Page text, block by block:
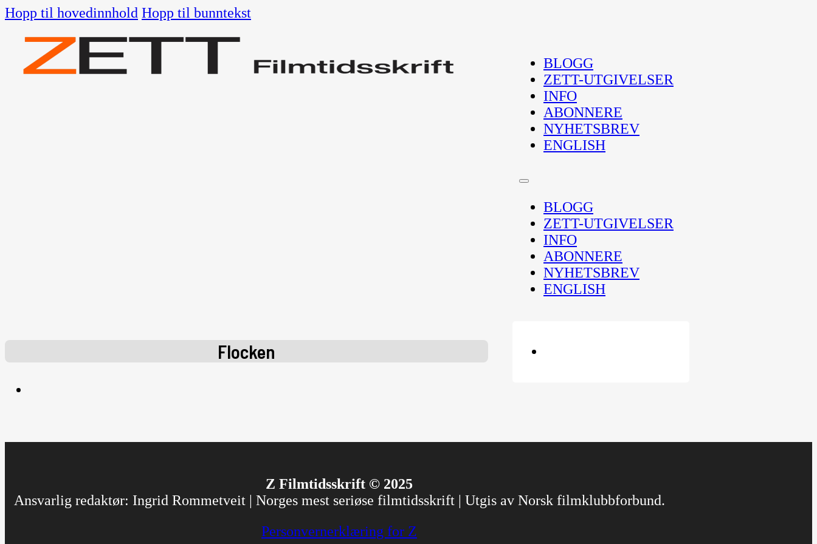
Hopp til hovedinnhold Hopp til bunntekst
BLOGG
ZETT-UTGIVELSER
INFO
ABONNERE
NYHETSBREV
ENGLISH
BLOGG
ZETT-UTGIVELSER
INFO
ABONNERE
NYHETSBREV
ENGLISH
Flocken
Z Filmtidsskrift © 2025
Ansvarlig redaktør: Ingrid Rommetveit | Norges mest seriøse filmtidsskrift | Utgis av Norsk filmklubbforbund.
Personvernerklæring for Z